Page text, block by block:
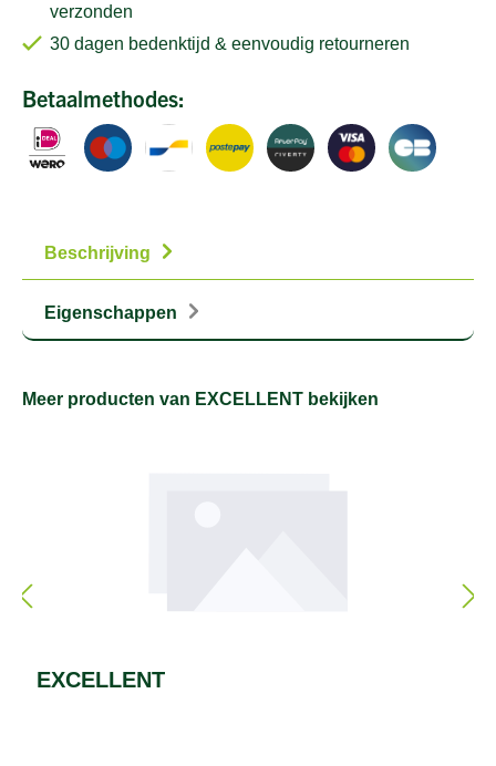
verzonden
30 dagen bedenktijd & eenvoudig retourneren
Betaalmethodes:
Beschrijving
Eigenschappen
Meer producten van EXCELLENT bekijken
EXCELLENT